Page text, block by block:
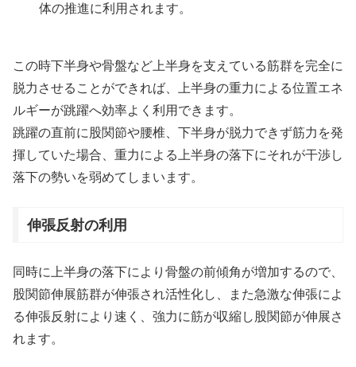
体の推進に利用されます。
この時下半身や骨盤など上半身を支えている筋群を完全に
脱力させることができれば、上半身の重力による位置エネ
ルギーが跳躍へ効率よく利用できます。
跳躍の直前に股関節や腰椎、下半身が脱力できず筋力を発
揮していた場合、重力による上半身の落下にそれが干渉し
落下の勢いを弱めてしまいます。
伸張反射の利用
同時に上半身の落下により骨盤の前傾角が増加するので、
股関節伸展筋群が伸張され活性化し、また急激な伸張によ
る伸張反射により速く、強力に筋が収縮し股関節が伸展さ
れます。